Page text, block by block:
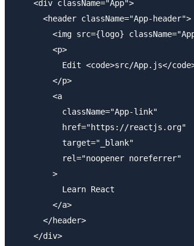
    <div className="App">
      <header className="App-header">
<img src={logo}
        <p>
Edit <code>src/App.js</
        </p>
        <a
          className="App-link"
          href="https://reactjs.org"
          target="_blank"
          rel="noopener noreferrer"
        >
          Learn React
        </a>
      </header>
    </div>